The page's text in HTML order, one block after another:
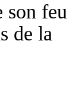
son feu
de la